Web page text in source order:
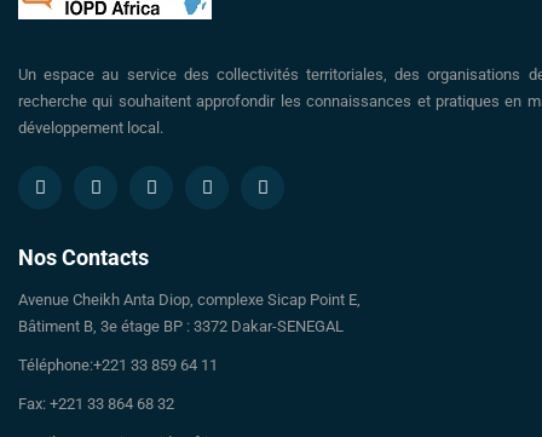
Un espace au service des collectivités territoriales, des organisations
recherche qui souhaitent approfondir les connaissances et pratiques en
développement local.
Nos Contacts
Avenue Cheikh Anta Diop, complexe Sicap Point E,
Bâtiment B, 3e étage BP : 3372 Dakar-SENEGAL
Téléphone:+221 33 859 64 11
Fax: +221 33 864 68 32